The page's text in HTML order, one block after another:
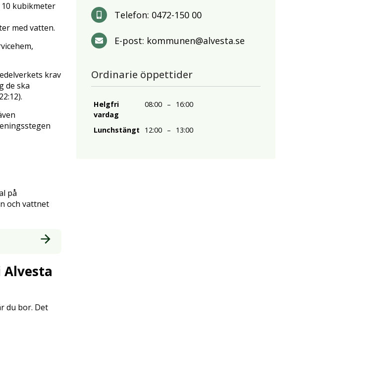
kubikmeter
med vatten.
krav
de ska
på
och vattnet
du bor. Det
Telefon: 0472-150 00
E-post: kommunen@alvesta.se
Ordinarie öppettider
Helgfri
vardag
08:00 – 16:00
Lunchstängt 12:00 – 13:00